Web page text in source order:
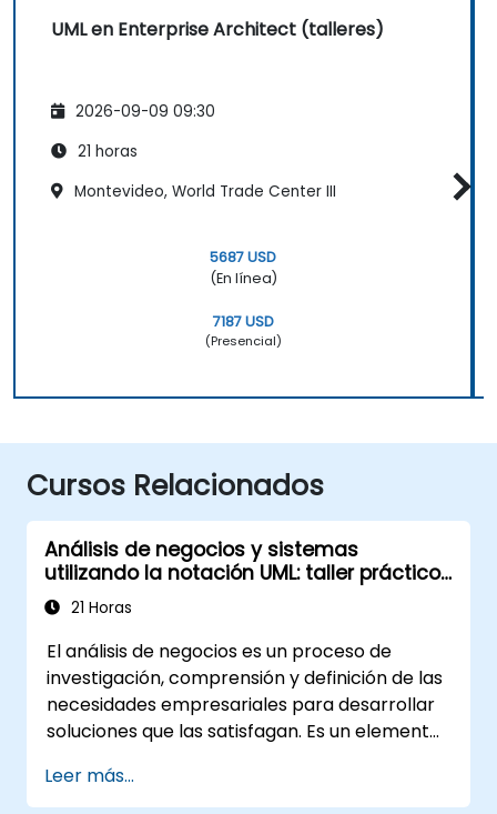
UML en Enterprise Architect (talleres)
2026-09-09 09:30
21 horas
Montevideo, World Trade Center III
5687 USD
(En línea)
7187 USD
(Presencial)
Cursos Relacionados
Análisis de negocios y sistemas
utilizando la notación UML: taller práctico
para PO en metodología Scrum
21 Horas
El análisis de negocios es un proceso de
investigación, comprensión y definición de las
necesidades empresariales para desarrollar
soluciones que las satisfagan. Es un elemento
una organización y en el diseño de nuevas
Leer más...